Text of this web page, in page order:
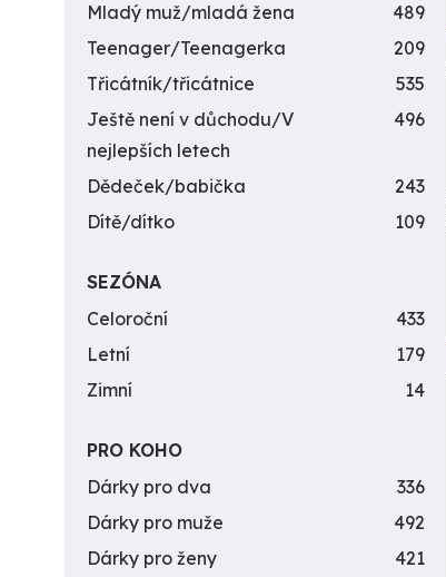
Mladý muž/mladá žena
489
Teenager/Teenagerka
209
Třicátník/třicátnice
535
Ještě není v důchodu/V
nejlepších letech
496
Dědeček/babička
243
Dítě/dítko
109
SEZÓNA
Celoroční
433
Letní
179
Zimní
14
PRO KOHO
Dárky pro dva
336
Dárky pro muže
492
Dárky pro ženy
421